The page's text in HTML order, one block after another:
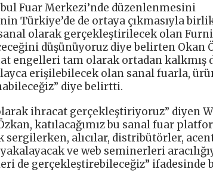
Fuar Merkezi’nde düzenlenmesini
Türkiye’de de ortaya çıkmasıyla
olarak gerçekleştirilecek olan
düşünüyoruz diye belirten Okan
engelleri tam olarak ortadan kalkmış
erişilebilecek olan sanal fuarla,
diye belirtti.
ihracat gerçekleştiriyoruz” diyen
katılacağımız bu sanal fuar
alıcılar, distribütörler,
ve web seminerleri
de gerçekleştirebileceğiz” ifadesinde